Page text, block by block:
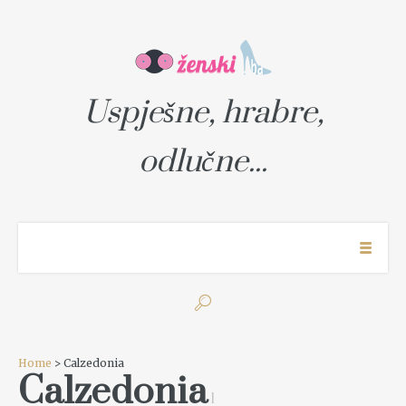
Uspješne, hrabre,
odlučne...
Home > Calzedonia
Calzedonia1